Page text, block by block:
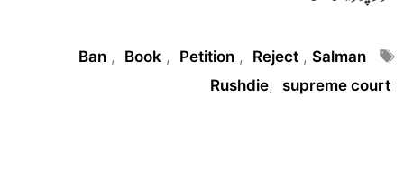
Tags
Ban , Book , Petition , Reject , Salman
Rushdie, supreme court